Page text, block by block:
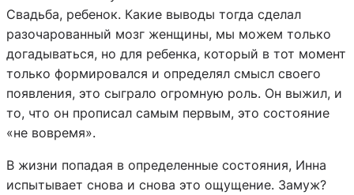
Свадьба, ребенок. Какие выводы тогда сделал
разочарованный мозг женщины, мы можем только
догадываться, но для ребенка, который в тот момент
только формировался и определял смысл своего
появления, это сыграло огромную роль. Он выжил, и
то, что он прописал самым первым, это состояние
«не вовремя».
В жизни попадая в определенные состояния, Инна
испытывает снова и снова это ощущение. Замуж?